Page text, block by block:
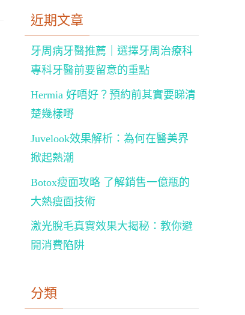
近期文章
牙周病牙醫推薦｜選擇牙周治療科
專科牙醫前要留意的重點
Hermia 好唔好？預約前其實要睇清
楚幾樣嘢
Juvelook效果解析：為何在醫美界
掀起熱潮
Botox瘦面攻略 了解銷售一億瓶的
大熱瘦面技術
激光脫毛真實效果大揭秘：教你避
開消費陷阱
分類